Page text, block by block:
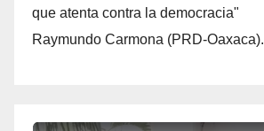
que atenta contra la democracia"
Raymundo Carmona (PRD-Oaxaca).